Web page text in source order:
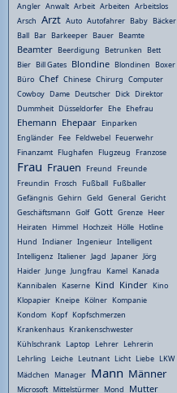
Angler Anwalt Arbeit Arbeiten Arbeitslos
Arsch Arzt Auto Autofahrer Baby Bäcker
Ball Bar Barkeeper Bauer Beamte
Beamter Beerdigung Betrunken Bett
Bier Bill Gates Blondine Blondinen Boxer
Büro Chef Chinese Chirurg Computer
Cowboy Dame Deutscher Dick Direktor
Dummheit Düsseldorfer Ehe Ehefrau
Ehemann Ehepaar Einparken
Engländer Fee Feldwebel Feuerwehr
Finanzamt Flughafen Flugzeug Franzose
Frau Frauen Freund Freunde
Freundin Frosch Fußball Fußballer
Gefängnis Gehirn Geld General Gericht
Geschäftsmann Golf Gott Grenze Heer
Heiraten Himmel Hochzeit Hölle Hotline
Hund Indianer Ingenieur Intelligent
Intelligenz Italiener Jagd Japaner Jörg
Haider Junge Jungfrau Kamel Kanada
Kannibalen Kaserne Kind Kinder Kino
Klopapier Kneipe Kölner Kompanie
Kondom Kopf Kopfschmerzen
Krankenhaus Krankenschwester
Kühlschrank Laptop Lehrer Lehrerin
Lehrling Leiche Leutnant Licht Liebe LKW
Mädchen Manager Mann Männer
Microsoft Mittelstürmer Mond Mutter